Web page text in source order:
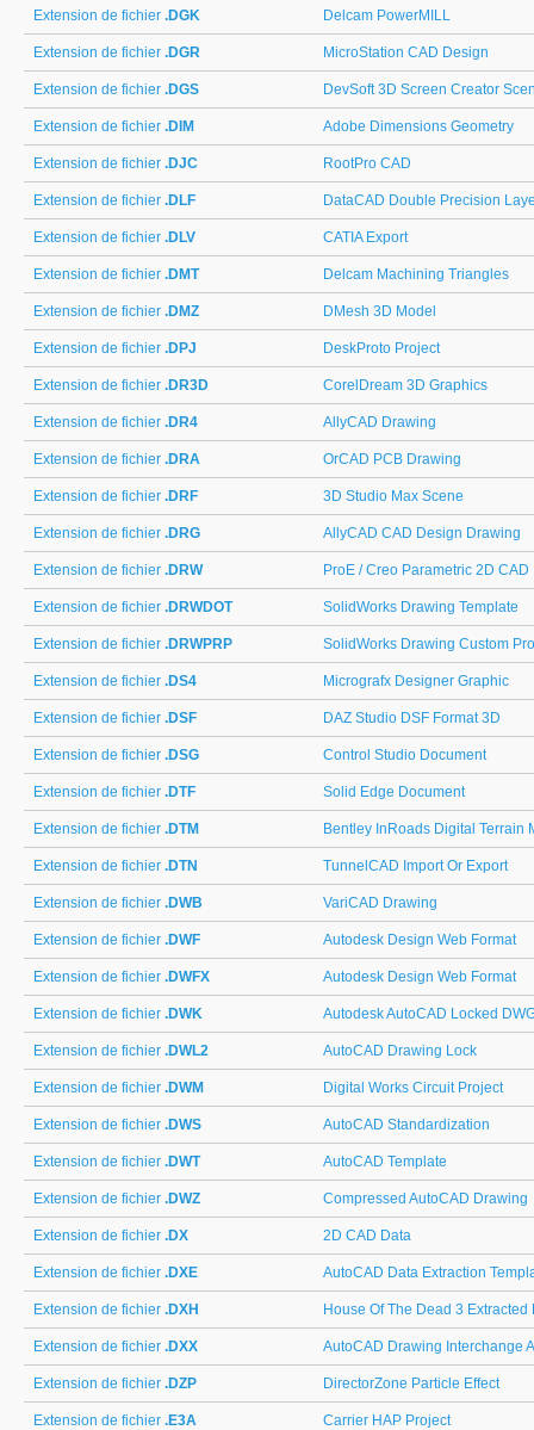
Extension de fichier .DGK Delcam PowerMILL
Extension de fichier .DGR MicroStation CAD Design
Extension de fichier .DGS DevSoft 3D Screen Creator
Extension de fichier .DIM Adobe Dimensions Geometry
Extension de fichier .DJC RootPro CAD
Extension de fichier .DLF DataCAD Double Precision
Extension de fichier .DLV CATIA Export
Extension de fichier .DMT Delcam Machining Triangles
Extension de fichier .DMZ DMesh 3D Model
Extension de fichier .DPJ DeskProto Project
Extension de fichier .DR3D CorelDream 3D Graphics
Extension de fichier .DR4 AllyCAD Drawing
Extension de fichier .DRA OrCAD PCB Drawing
Extension de fichier .DRF 3D Studio Max Scene
Extension de fichier .DRG AllyCAD CAD Design Drawing
Extension de fichier .DRW ProE / Creo Parametric 2D CAD
Extension de fichier .DRWDOT SolidWorks Drawing Template
Extension de fichier .DRWPRP SolidWorks Drawing Custom
Extension de fichier .DS4 Micrografx Designer Graphic
Extension de fichier .DSF DAZ Studio DSF Format 3D
Extension de fichier .DSG Control Studio Document
Extension de fichier .DTF Solid Edge Document
Extension de fichier .DTM Bentley InRoads Digital Terrain
Extension de fichier .DTN TunnelCAD Import Or Export
Extension de fichier .DWB VariCAD Drawing
Extension de fichier .DWF Autodesk Design Web Format
Extension de fichier .DWFX Autodesk Design Web Format
Extension de fichier .DWK Autodesk AutoCAD Locked
Extension de fichier .DWL2 AutoCAD Drawing Lock
Extension de fichier .DWM Digital Works Circuit Project
Extension de fichier .DWS AutoCAD Standardization
Extension de fichier .DWT AutoCAD Template
Extension de fichier .DWZ Compressed AutoCAD Drawing
Extension de fichier .DX 2D CAD Data
Extension de fichier .DXE AutoCAD Data Extraction
Extension de fichier .DXH House Of The Dead 3 Extracted
Extension de fichier .DXX AutoCAD Drawing Interchange
Extension de fichier .DZP DirectorZone Particle Effect
Extension de fichier .E3A Carrier HAP Project